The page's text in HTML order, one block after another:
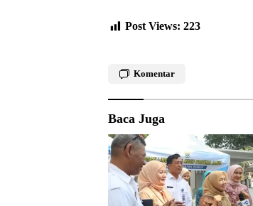
Post Views: 223
Komentar
Baca Juga